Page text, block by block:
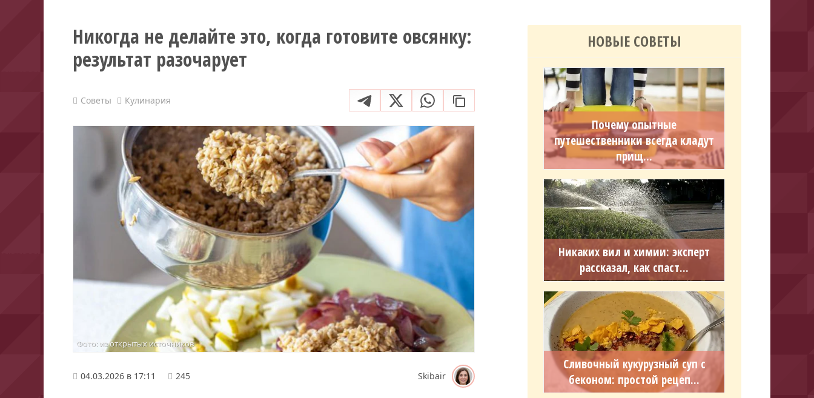
Никогда не делайте это, когда готовите овсянку:
результат разочарует
Советы Кулинария
Фото: из открытых источников
04.03.2026 в 17:11 245 Skibair
НОВЫЕ СОВЕТЫ
Почему опытные
путешественники всегда кладут
прищ...
Никаких вил и химии: эксперт
рассказал, как спаст...
Сливочный кукурузный суп с
беконом: простой рецеп...